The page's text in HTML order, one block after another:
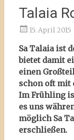
Talaia
15. April 2015
Sa Talaia ist
bietet damit
einen
schon oft mit
Im Frühling
es uns
möglich Sa
erschließen.